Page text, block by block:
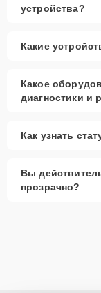
устройства?
Какие
Какое
диагностики и
Как узнать
Вы
прозрачно?